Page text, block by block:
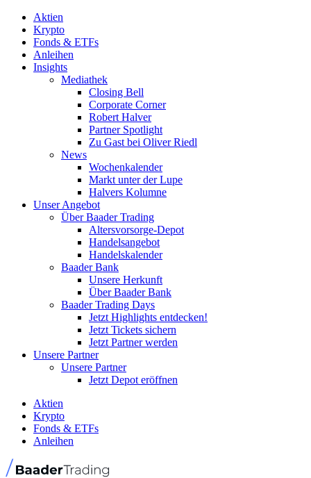
Aktien
Krypto
Fonds & ETFs
Anleihen
Insights
Mediathek
Closing Bell
Corporate Corner
Robert Halver
Partner Spotlight
Zu Gast bei Oliver Riedl
News
Wochenkalender
Markt unter der Lupe
Halvers Kolumne
Unser Angebot
Über Baader Trading
Altersvorsorge-Depot
Handelsangebot
Handelskalender
Baader Bank
Unsere Herkunft
Über Baader Bank
Baader Trading Days
Jetzt Highlights entdecken!
Jetzt Tickets sichern
Jetzt Partner werden
Unsere Partner
Unsere Partner
Jetzt Depot eröffnen
Aktien
Krypto
Fonds & ETFs
Anleihen